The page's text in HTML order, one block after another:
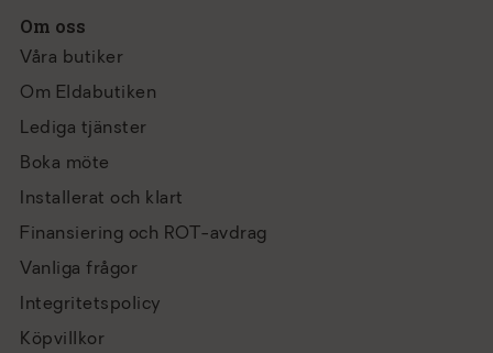
Om oss
Våra butiker
Om Eldabutiken
Lediga tjänster
Boka möte
Installerat och klart
Finansiering och ROT-avdrag
Vanliga frågor
Integritetspolicy
Köpvillkor